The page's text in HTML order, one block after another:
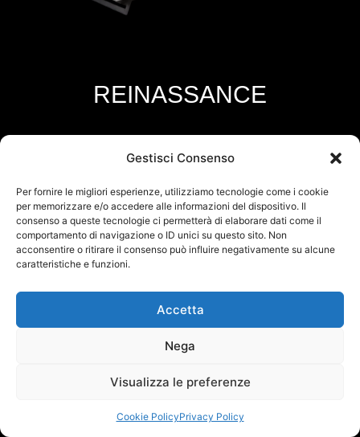
Gestisci Consenso
Per fornire le migliori esperienze, utilizziamo tecnologie come i cookie
per memorizzare e/o accedere alle informazioni del dispositivo. Il
consenso a queste tecnologie ci permetterà di elaborare dati come il
comportamento di navigazione o ID unici su questo sito. Non
acconsentire o ritirare il consenso può influire negativamente su alcune
caratteristiche e funzioni.
Accetta
Nega
Visualizza le preferenze
Cookie PolicyPrivacy Policy
REINASSANCE